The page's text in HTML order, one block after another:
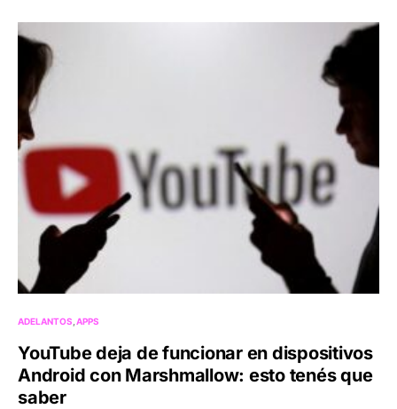
ADELANTOS APPS
YouTube deja de funcionar en dispositivos
Android con Marshmallow: esto tenés que
saber